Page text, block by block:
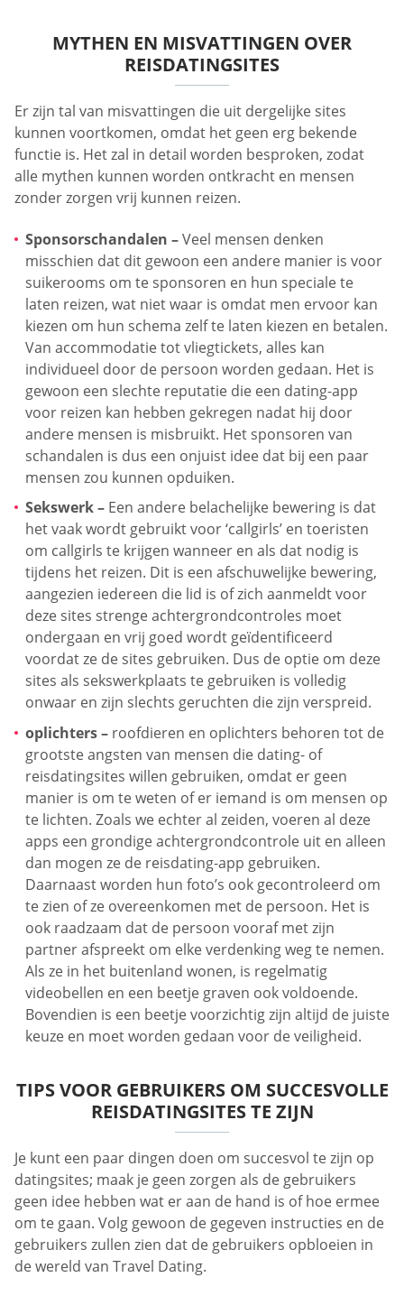
MYTHEN EN MISVATTINGEN OVER
REISDATINGSITES
Er zijn tal van misvattingen die uit dergelijke sites
kunnen voortkomen, omdat het geen erg bekende
functie is. Het zal in detail worden besproken, zodat
alle mythen kunnen worden ontkracht en mensen
zonder zorgen vrij kunnen reizen.
Sponsorschandalen –Veel mensen denken
misschien dat dit gewoon een andere manier is voor
suikerooms om te sponsoren en hun speciale te
laten reizen, wat niet waar is omdat men ervoor kan
kiezen om hun schema zelf te laten kiezen en betalen.
Van accommodatie tot vliegtickets, alles kan
individueel door de persoon worden gedaan. Het is
gewoon een slechte reputatie die een dating-app
voor reizen kan hebben gekregen nadat hij door
andere mensen is misbruikt. Het sponsoren van
schandalen is dus een onjuist idee dat bij een paar
mensen zou kunnen opduiken.
Sekswerk – Een andere belachelijke bewering is dat
het vaak wordt gebruikt voor ‘callgirls’ en toeristen
om callgirls te krijgen wanneer en als dat nodig is
tijdens het reizen. Dit is een afschuwelijke bewering,
aangezien iedereen die lid is of zich aanmeldt voor
deze sites strenge achtergrondcontroles moet
ondergaan en vrij goed wordt geïdentificeerd
voordat ze de sites gebruiken. Dus de optie om deze
sites als sekswerkplaats te gebruiken is volledig
onwaar en zijn slechts geruchten die zijn verspreid.
oplichters – roofdieren en oplichters behoren tot de
grootste angsten van mensen die dating- of
reisdatingsites willen gebruiken, omdat er geen
manier is om te weten of er iemand is om mensen op
te lichten. Zoals we echter al zeiden, voeren al deze
apps een grondige achtergrondcontrole uit en alleen
dan mogen ze de reisdating-app gebruiken.
Daarnaast worden hun foto’s ook gecontroleerd om
te zien of ze overeenkomen met de persoon. Het is
ook raadzaam dat de persoon vooraf met zijn
partner afspreekt om elke verdenking weg te nemen.
Als ze in het buitenland wonen, is regelmatig
videobellen en een beetje graven ook voldoende.
Bovendien is een beetje voorzichtig zijn altijd de juiste
keuze en moet worden gedaan voor de veiligheid.
TIPS VOOR GEBRUIKERS OM SUCCESVOLLE
REISDATINGSITES TE ZIJN
Je kunt een paar dingen doen om succesvol te zijn op
datingsites; maak je geen zorgen als de gebruikers
geen idee hebben wat er aan de hand is of hoe ermee
om te gaan. Volg gewoon de gegeven instructies en de
gebruikers zullen zien dat de gebruikers opbloeien in
de wereld van Travel Dating.